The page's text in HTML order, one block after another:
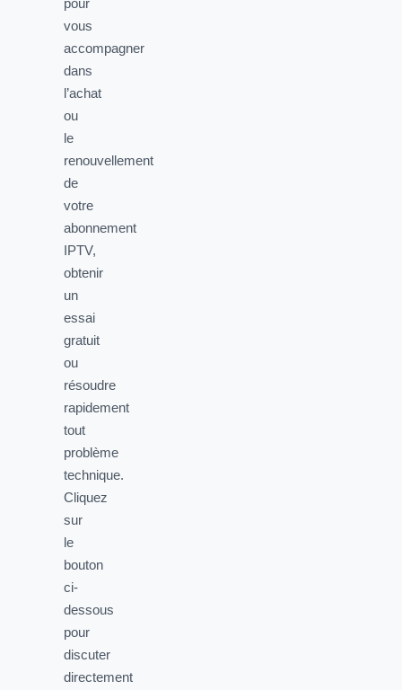
vous
accompagner
dans
l’achat
ou
le
renouvellement
de
votre
abonnement
IPTV,
obtenir
un
essai
gratuit
ou
résoudre
rapidement
tout
problème
technique.
Cliquez
sur
le
bouton
ci-
dessous
pour
discuter
directement